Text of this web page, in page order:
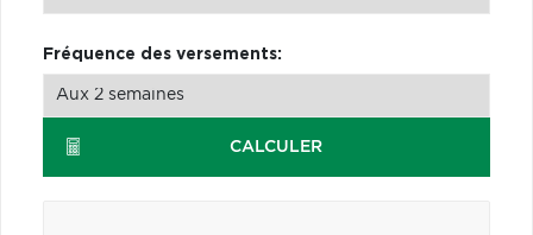
Fréquence des versements:
CALCULER